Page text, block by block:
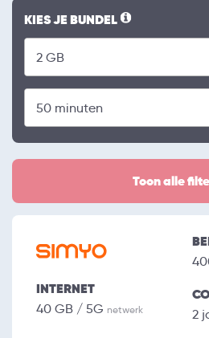
KIES JE BUNDEL
Toon alle
INTERNET
40 GB / 5G netwerk 2